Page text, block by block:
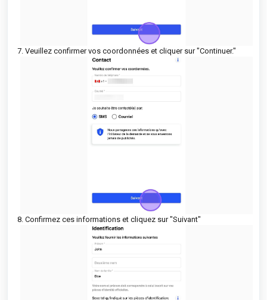
7. Veuillez confirmer vos coordonnées et cliquer sur "Continuer."
8. Confirmez ces informations et cliquez sur "Suivant"